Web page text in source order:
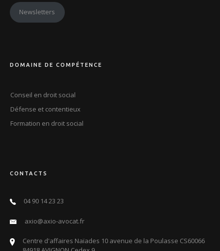
Newsletters
DOMAINE DE COMPÉTENCE
Conseil en droit social
Défense et contentieux
Formation en droit social
CONTACTS
04 90 14 23 23
axio@axio-avocat.fr
Centre d'affaires Naïades 10 avenue de la Poulasse CS60066